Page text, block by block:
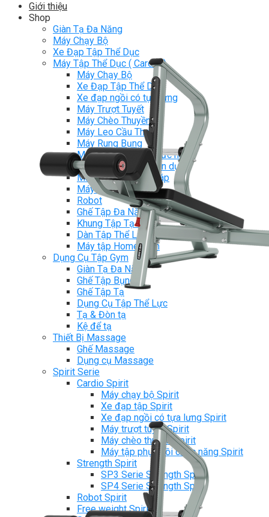
Giới thiệu
Shop
Giàn Tạ Đa Năng
Máy Chạy Bộ
Xe Đạp Tập Thể Dục
Máy Tập Thể Dục ( Cardio )
Máy Chạy Bộ
Xe Đạp Tập Thể Dục
Xe đạp ngồi có tựa lưng
Máy Trượt Tuyết
Máy Chèo Thuyền
Máy Leo Cầu Thang
Máy Rung Bụng
Máy tập phục hồi chức năng
Thiết Bị Phòng Gym chuyên dụng
Máy Khối Tập Với Cáp
Máy khối đa năng
Robot
Ghế Tập Đa Năng
Khung Tập Tạ Rời
Dàn Tập Thể Lực 360
Máy tập Home Gym
Dụng Cụ Tập Gym
Giàn Tạ Đa Năng
Ghế Tập Bụng
Ghế Tập Tạ
Dụng Cụ Tập Thể Lực
Tạ & Đòn tạ
Kệ để tạ
Thiết Bị Massage
Ghế Massage
Dụng cụ Massage
Spirit Serie
Cardio Spirit
Máy chạy bộ Spirit
Xe đạp tập Spirit
Xe đạp ngồi có tựa lưng Spirit
Máy trượt tuyết Spirit
Máy chèo thuyền Spirit
Máy tập phục hồi chức năng Spirit
Strength Spirit
SP3 Serie Strength Spirit
SP4 Serie Strength Spirit
Robot Spirit
Free weight Spirit